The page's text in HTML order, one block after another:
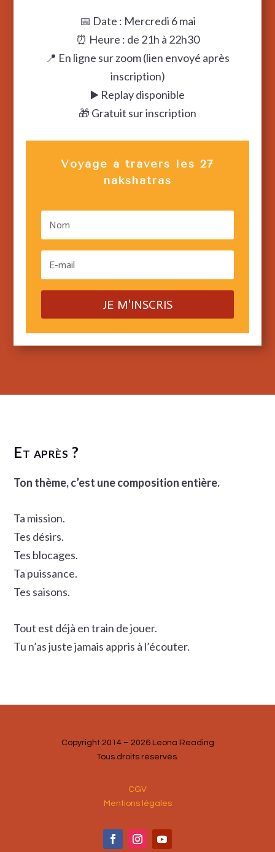
📅 Date : Mercredi 6 mai
⏰ Heure : de 21h à 22h30
📍 En ligne sur zoom (lien envoyé après
inscription)
▶️ Replay disponible
🎁 Gratuit sur inscription
Voyage à travers les 27
nakshatras
JE M'INSCRIS
Et après ?
Ton thème, c’est une composition entière.
Ta mission.
Tes désirs.
Tes blocages.
Ta puissance.
Tes saisons.
Tout est déjà en train de jouer.
Tu n’as juste jamais appris à l’écouter.
Copyright 2014 – 2026 Leona Reading
Tous droits réservés.
CGV
Mentions légales